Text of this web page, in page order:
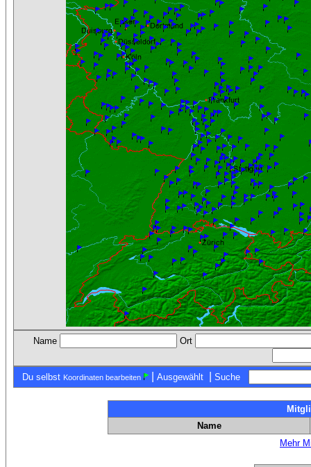
Name Ort
Du selbst Koordinaten bearbeiten | Ausgewählt Suche
Name
Mehr